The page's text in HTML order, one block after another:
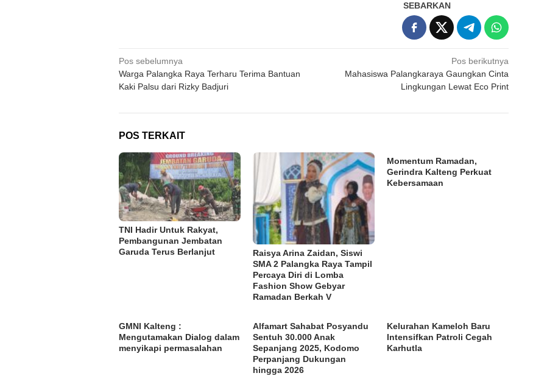
SEBARKAN
Navigasi
pos
Pos sebelumnya
Warga Palangka Raya Terharu Terima Bantuan
Kaki Palsu dari Rizky Badjuri
Pos berikutnya
Mahasiswa Palangkaraya Gaungkan Cinta
Lingkungan Lewat Eco Print
POS TERKAIT
TNI Hadir Untuk Rakyat,
Pembangunan Jembatan
Garuda Terus Berlanjut
Raisya Arina Zaidan, Siswi
SMA 2 Palangka Raya Tampil
Percaya Diri di Lomba
Fashion Show Gebyar
Ramadan Berkah V
Momentum Ramadan,
Gerindra Kalteng Perkuat
Kebersamaan
GMNI Kalteng :
Mengutamakan Dialog dalam
menyikapi permasalahan
Alfamart Sahabat Posyandu
Sentuh 30.000 Anak
Sepanjang 2025, Kodomo
Perpanjang Dukungan
hingga 2026
Kelurahan Kameloh Baru
Intensifkan Patroli Cegah
Karhutla